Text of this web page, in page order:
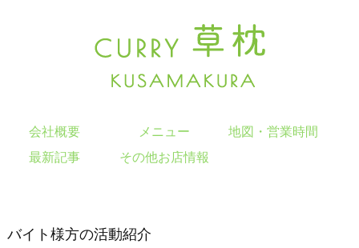
会社概要 メニュー
地図・営業時間
最新記事
その他お店情報
バイト様方の活動紹介